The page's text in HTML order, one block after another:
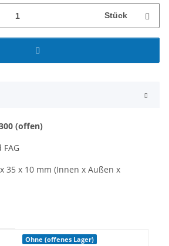
Stück
(offen)
FAG
35 x 10 mm (Innen x Außen x
Ohne (offenes Lager)